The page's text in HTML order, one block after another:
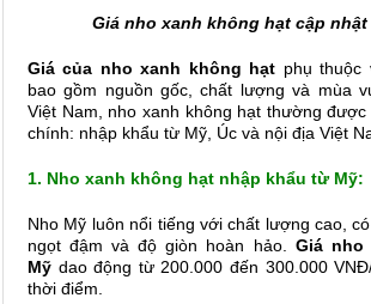
Giá nho xanh không hạt cập
Giá của nho xanh không hạt phụ thuộc
bao gồm nguồn gốc, chất lượng và mùa
Việt Nam, nho xanh không hạt thường
chính: nhập khẩu từ Mỹ, Úc và nội địa Việt
1. Nho xanh không hạt nhập khẩu từ Mỹ:
Nho Mỹ luôn nổi tiếng với chất lượng cao,
ngọt đậm và độ giòn hoàn hảo. Giá nho
Mỹ dao động từ 200.000 đến 300.000
thời điểm.